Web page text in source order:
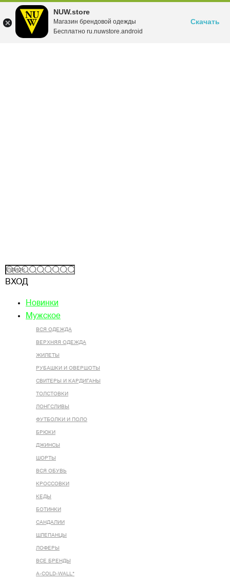
NUW.store
Магазин брендовой одежды
Бесплатно ru.nuwstore.android
Скачать
ВХОД
Новинки
Мужское
ВСЯ ОДЕЖДА
ВЕРХНЯЯ ОДЕЖДА
ЖИЛЕТЫ
РУБАШКИ И ОВЕРШОТЫ
СВИТЕРЫ И КАРДИГАНЫ
ТОЛСТОВКИ
ЛОНГСЛИВЫ
ФУТБОЛКИ И ПОЛО
БРЮКИ
ДЖИНСЫ
ШОРТЫ
ВСЯ ОБУВЬ
КРОССОВКИ
КЕДЫ
БОТИНКИ
САНДАЛИИ
ШЛЕПАНЦЫ
ЛОФЕРЫ
ВСЕ БРЕНДЫ
A-COLD-WALL*